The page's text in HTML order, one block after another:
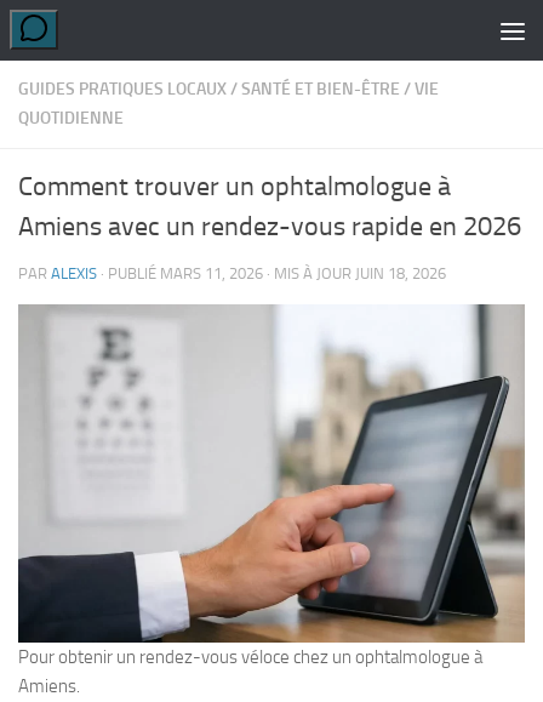
Skip to content
GUIDES PRATIQUES LOCAUX/SANTÉ ET BIEN-ÊTRE /VIE
QUOTIDIENNE
Comment trouver un ophtalmologue à
Amiens avec un rendez-vous rapide en 2026
PAR ALEXIS · PUBLIÉ MARS 11, 2026 · MIS À JOUR JUIN 18, 2026
Pour obtenir un rendez-vous véloce chez un ophtalmologue à
Amiens.